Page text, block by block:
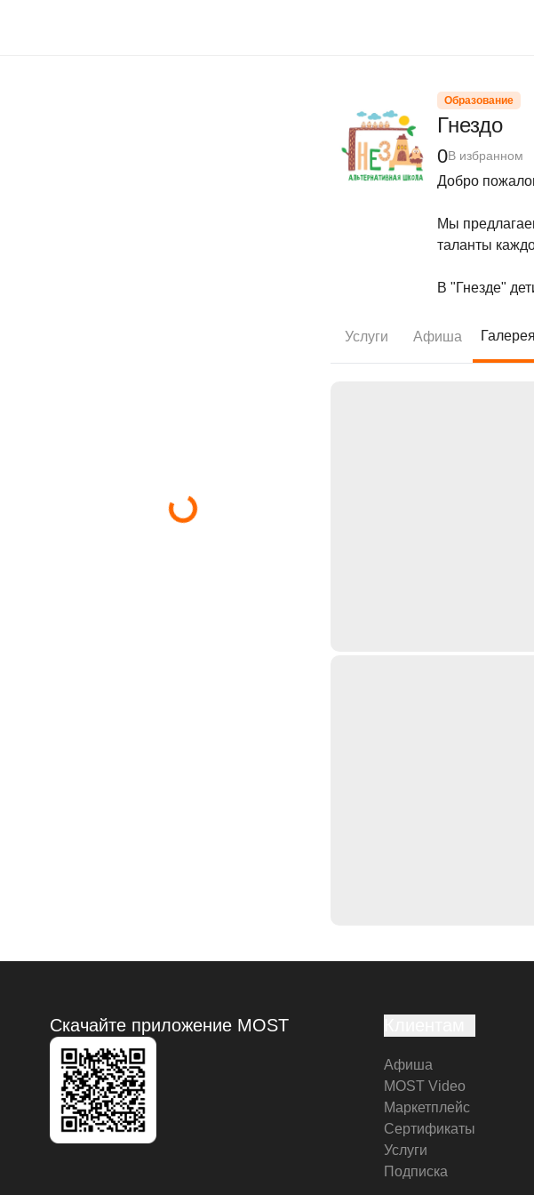
Образование
Гнездо
0В избранном
Добро
Мы
таланты
В "Гнезде"
Услуги Афиша Галерея
Скачайте приложение MOST
Афиша
MOST Video
Маркетплейс
Сертификаты
Услуги
Подписка